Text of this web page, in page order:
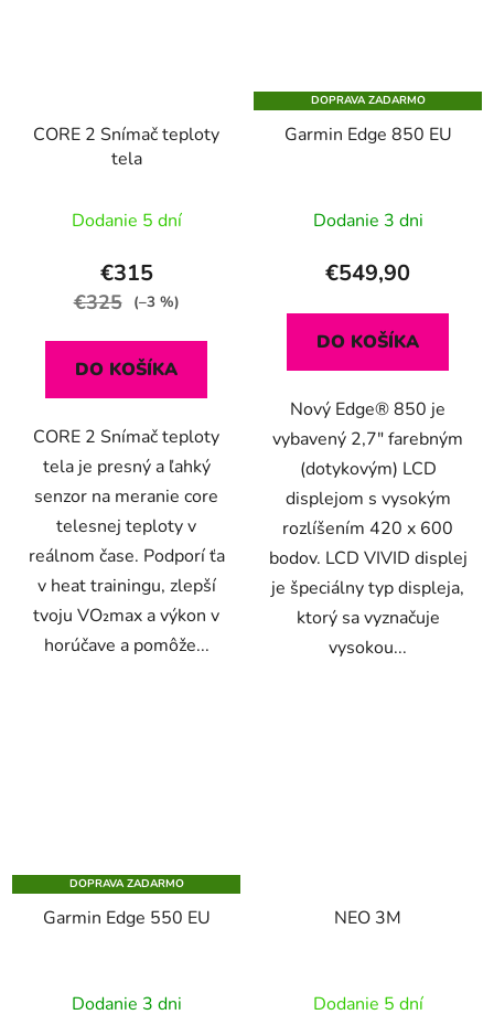
CORE 2 Snímač teploty
tela
Dodanie 5 dní
€315
€325 (–3 %)
DO KOŠÍKA
CORE 2 Snímač teploty
tela je presný a ľahký
senzor na meranie core
telesnej teploty v
reálnom čase. Podporí ťa
v heat trainingu, zlepší
tvoju VO₂max a výkon v
horúčave a pomôže...
DOPRAVA ZADARMO
Garmin Edge 850 EU
Dodanie 3 dni
€549,90
DO KOŠÍKA
Nový Edge® 850 je
vybavený 2,7" farebným
(dotykovým) LCD
displejom s vysokým
rozlíšením 420 x 600
bodov. LCD VIVID displej
je špeciálny typ displeja,
ktorý sa vyznačuje
vysokou...
DOPRAVA ZADARMO
Garmin Edge 550 EU
Dodanie 3 dni
NEO 3M
Dodanie 5 dní